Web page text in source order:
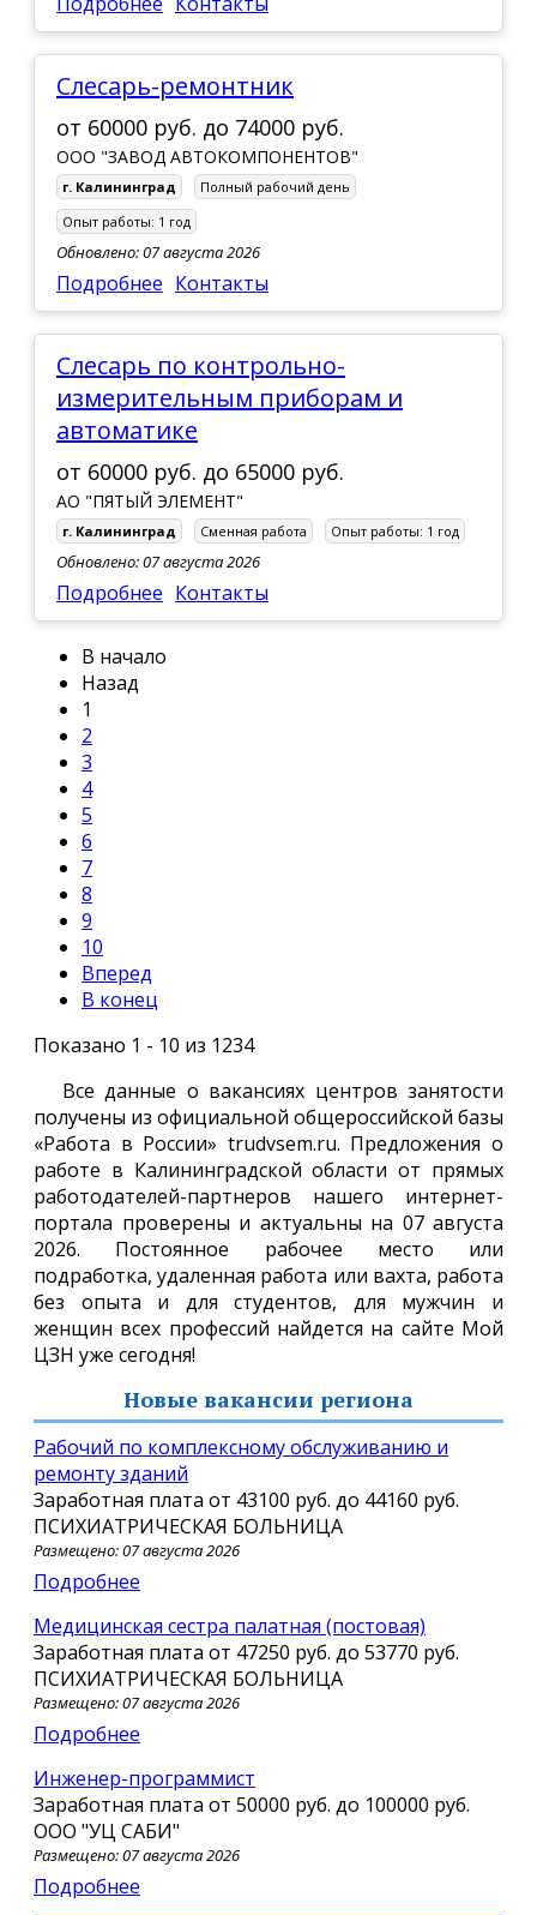
Слесарь-ремонтник
от 60000 руб. до 74000 руб.
ООО "ЗАВОД АВТОКОМПОНЕНТОВ"
г. Калининград
Полный рабочий день
Опыт работы: 1 год
Обновлено: 07 августа 2026
Подробнее Контакты
Слесарь по контрольно-
измерительным приборам и
автоматике
от 60000 руб. до 65000 руб.
АО "ПЯТЫЙ ЭЛЕМЕНТ"
г. Калининград Сменная работа Опыт работы: 1 год
Обновлено: 07 августа 2026
Подробнее Контакты
В начало
Назад
1
2
3
4
5
6
7
8
9
10
Вперед
В конец
Показано 1 - 10 из 1234
Все данные о вакансиях центров занятости
получены из официальной общероссийской базы
«Работа в России» trudvsem.ru. Предложения о
работе в Калининградской области от прямых
работодателей-партнеров нашего интернет-
портала проверены и актуальны на 07 августа
2026. Постоянное рабочее место или
подработка, удаленная работа или вахта, работа
без опыта и для студентов, для мужчин и
женщин всех профессий найдется на сайте Мой
ЦЗН уже сегодня!
Новые вакансии региона
Рабочий по комплексному обслуживанию и
ремонту зданий
Заработная плата от 43100 руб. до 44160 руб.
ПСИХИАТРИЧЕСКАЯ БОЛЬНИЦА
Размещено: 07 августа 2026
Подробнее
медицинская сестра палатная (постовая)
Заработная плата от 47250 руб. до 53770 руб.
ПСИХИАТРИЧЕСКАЯ БОЛЬНИЦА
Размещено: 07 августа 2026
Подробнее
Инженер-программист
Заработная плата от 50000 руб. до 100000 руб.
ООО "УЦ САБИ"
Размещено: 07 августа 2026
Подробнее